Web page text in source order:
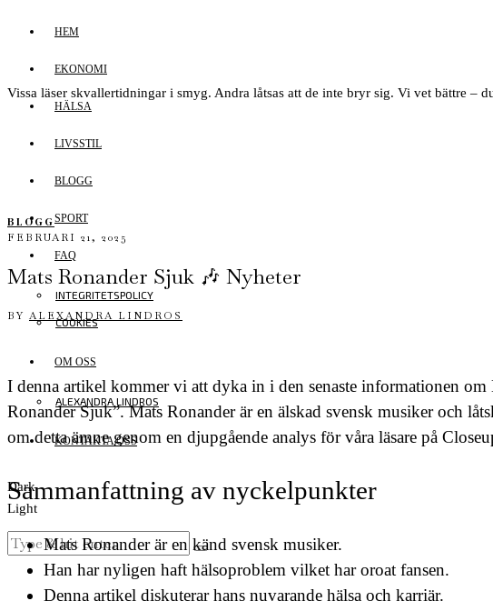
HEM
EKONOMI
HÄLSA
LIVSSTIL
BLOGG
SPORT
FAQ
INTEGRITETSPOLICY
COOKIES
OM OSS
ALEXANDRA LINDROS
KONTAKTA OSS
Dark
Light
Vissa läser skvallertidningar i smyg. Andra låtsas att de inte bryr sig. Vi vet bättre –
BLOGG
FEBRUARI 21, 2025
Mats Ronander Sjuk 🎶 Nyheter
BY ALEXANDRA LINDROS
I denna artikel kommer vi att dyka in i den senaste informationen
Ronander Sjuk”. Mats Ronander är en älskad svensk musiker och
om detta ämne genom en djupgående analys för våra läsare på
Sammanfattning av nyckelpunkter
Mats Ronander är en känd svensk musiker.
Han har nyligen haft hälsoproblem vilket har oroat fansen.
Denna artikel diskuterar hans nuvarande hälsa och karriär.